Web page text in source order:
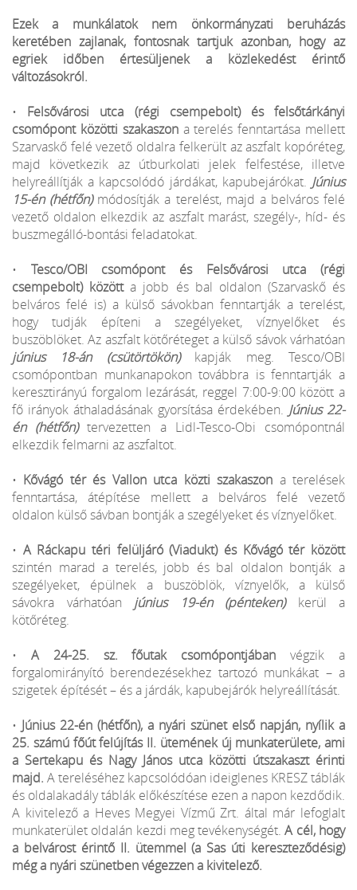
Ezek a munkálatok nem önkormányzati beruházás
keretében zajlanak, fontosnak tartjuk azonban, hogy az
egriek időben értesüljenek a közlekedést érintő
változásokról.
• Felsővárosi utca (régi csempebolt) és felsőtárkányi
csomópont közötti szakaszona terelés fenntartása mellett
Szarvaskő felé vezető oldalra felkerült az aszfalt kopóréteg,
majd következik az útburkolati jelek felfestése, illetve
helyreállítják a kapcsolódó járdákat, kapubejárókat. Június
15-én (hétfőn) módosítják a terelést, majd a belváros felé
vezető oldalon elkezdik az aszfalt marást, szegély-, híd- és
buszmegálló-bontási feladatokat.
• Tesco/OBI csomópont és Felsővárosi utca (régi
csempebolt) közötta jobb és bal oldalon (Szarvaskő és
belváros felé is) a külső sávokban fenntartják a terelést,
hogy tudják építeni a szegélyeket, víznyelőket és
buszöblöket. Az aszfalt kötőréteget a külső sávok várhatóan
június 18-án (csütörtökön)kapják meg. Tesco/OBI
csomópontban munkanapokon továbbra is fenntartják a
keresztirányú forgalom lezárását, reggel 7:00-9:00 között a
fő irányok áthaladásának gyorsítása érdekében. Június 22-
én (hétfőn)tervezetten a Lidl-Tesco-Obi csomópontnál
elkezdik felmarni az aszfaltot.
• Kővágó tér és Vallon utca közti szakaszon a terelések
fenntartása, átépítése mellett a belváros felé vezető
oldalon külső sávban bontják a szegélyeket és víznyelőket.
• A Ráckapu téri felüljáró (Viadukt) és Kővágó tér között
szintén marad a terelés, jobb és bal oldalon bontják a
szegélyeket, épülnek a buszöblök, víznyelők, a külső
sávokra várhatóan június 19-én (pénteken)kerül a
kötőréteg.
• A 24-25. sz. főutak csomópontjában végzik a
forgalomirányító berendezésekhez tartozó munkákat – a
szigetek építését – és a járdák, kapubejárók helyreállítását.
• Június 22-én (hétfőn), a nyári szünet első napján, nyílik a
25. számú főút felújítás II. ütemének új munkaterülete, ami
a Sertekapu és Nagy János utca közötti útszakaszt érinti
majd. A tereléséhez kapcsolódóan ideiglenes KRESZ táblák
és oldalakadály táblák előkészítése ezen a napon kezdődik.
A kivitelező a Heves Megyei Vízmű Zrt. által már lefoglalt
munkaterület oldalán kezdi meg tevékenységét.A cél, hogy
a belvárost érintő II. ütemmel (a Sas úti kereszteződésig)
még a nyári szünetben végezzen a kivitelező.